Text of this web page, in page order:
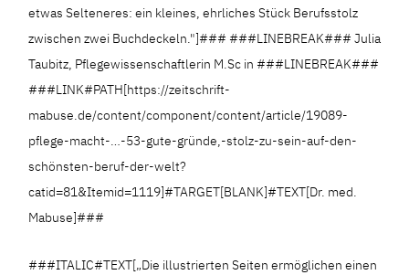
etwas Selteneres: ein kleines, ehrliches Stück Berufsstolz
zwischen zwei Buchdeckeln."]### ###LINEBREAK### Julia
Taubitz, Pflegewissenschaftlerin M.Sc in ###LINEBREAK###
###LINK#PATH[https://zeitschrift-
mabuse.de/content/component/content/article/19089-
pflege-macht-…-53-gute-gründe,-stolz-zu-sein-auf-den-
schönsten-beruf-der-welt?
catid=81&Itemid=1119]#TARGET[BLANK]#TEXT[Dr. med.
Mabuse]###
###ITALIC#TEXT[„Die illustrierten Seiten ermöglichen einen